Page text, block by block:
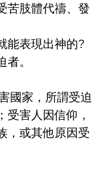
苦肢體代禱、發
能表現出神的?
。
國家，所謂受迫
受害人因信仰，
，或其他原因受